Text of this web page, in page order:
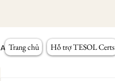
Trang chủ Hỗ trợ TESOL Certs
All Posts Workshop giảng dạy